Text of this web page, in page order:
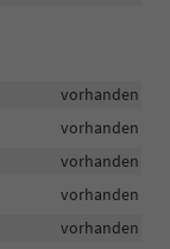
vorhanden
vorhanden
vorhanden
vorhanden
vorhanden